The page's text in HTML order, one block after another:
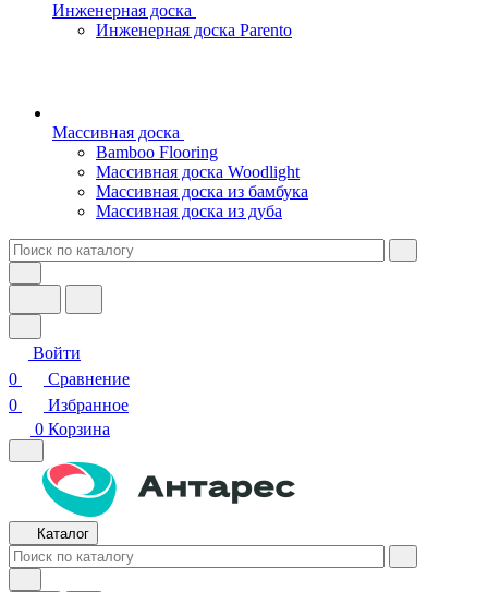
Инженерная доска
Инженерная доска Parento
Массивная доска
Bamboo Flooring
Массивная доска Woodlight
Массивная доска из бамбука
Массивная доска из дуба
Войти
0
Сравнение
0
Избранное
0 Корзина
Каталог